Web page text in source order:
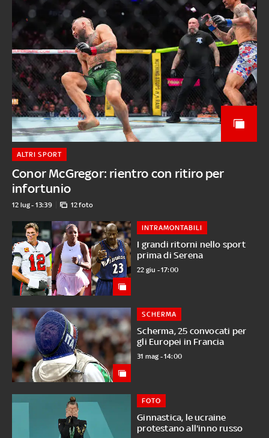
Conor McGregor: rientro con ritiro per
infortunio
ALTRI SPORT
12 lug - 13:39 12 foto
I grandi ritorni nello sport
prima di Serena
INTRAMONTABILI
22 giu - 17:00
Scherma, 25 convocati per
gli Europei in Francia
SCHERMA
31 mag - 14:00
Ginnastica, le ucraine
protestano all'inno russo
FOTO